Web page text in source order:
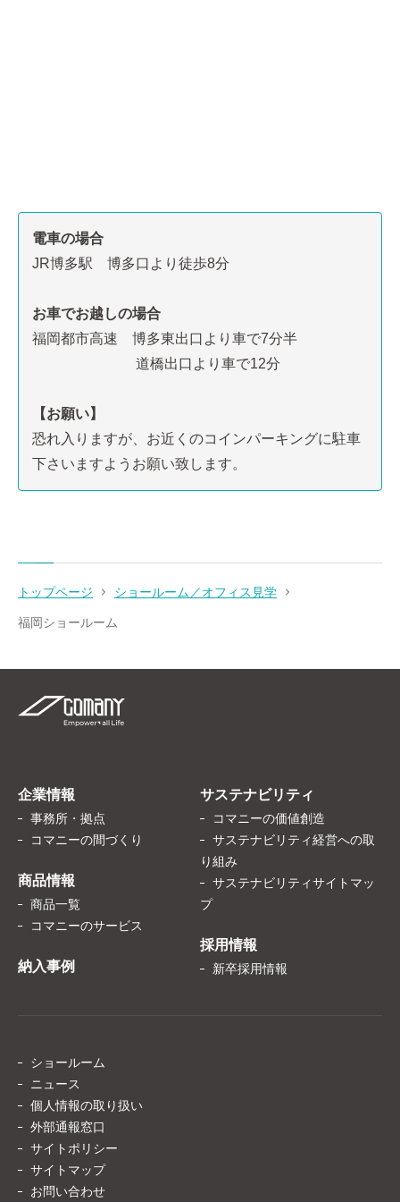
電車の場合
JR博多駅 博多口より徒歩8分
お車でお越しの場合
福岡都市高速 博多東出口より車で7分半
道橋出口より車で12分
【お願い】
恐れ入りますが、お近くのコインパーキングに駐車
下さいますようお願い致します。
トップページ ショールーム／オフィス見学
福岡ショールーム
企業情報
事務所・拠点
コマニーの間づくり
商品情報
商品一覧
コマニーのサービス
納入事例
サステナビリティ
コマニーの価値創造
サステナビリティ経営への取
り組み
サステナビリティサイトマッ
プ
採用情報
新卒採用情報
ショールーム
ニュース
個人情報の取り扱い
外部通報窓口
サイトポリシー
サイトマップ
お問い合わせ